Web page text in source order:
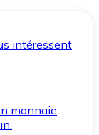
intéressent
monnaie